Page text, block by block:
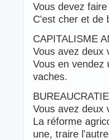
Vous devez
C'est cher et de
CAPITALISME
Vous avez deux
Vous en vendez
vaches.
Vous avez deux
La réforme
une, traire